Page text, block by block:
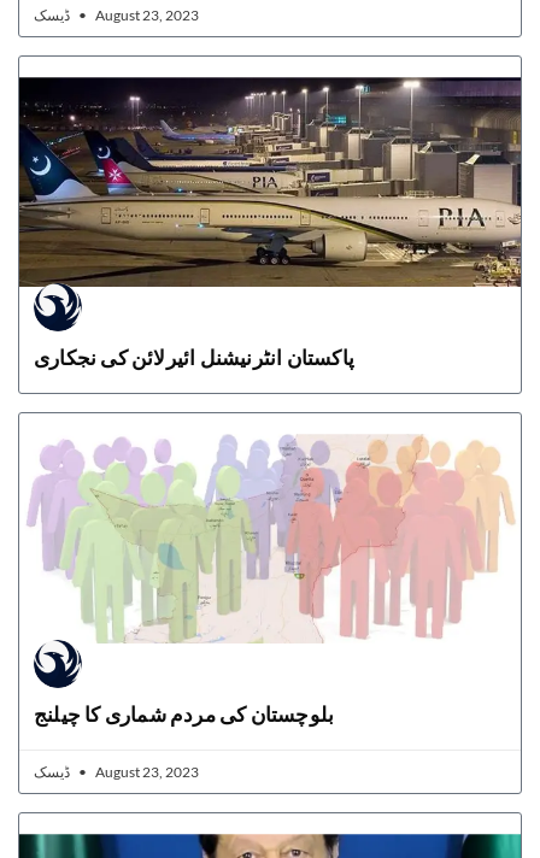
August 23, 2023
پاکستان انٹرنیشنل ائیرلائن کی نجکاری
بلوچستان کی مردم شماری کا چیلنج
August 23, 2023